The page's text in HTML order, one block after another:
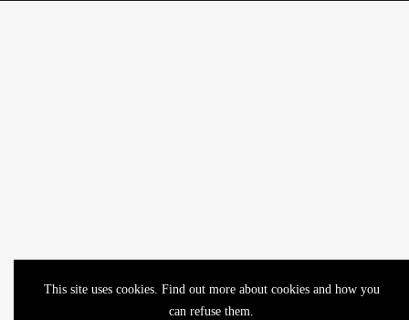
This site uses cookies. Find out more about cookies and how you
can refuse them.